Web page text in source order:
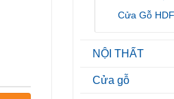
Cửa Gỗ HDF
NỘI THẤT
Cửa gỗ